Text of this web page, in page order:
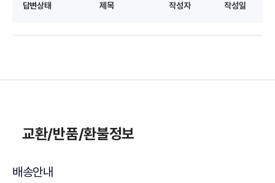
답변상태 제목 작성자 작성일
교환/반품/환불정보
배송안내